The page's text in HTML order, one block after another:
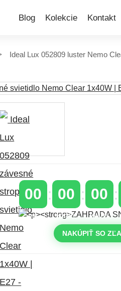
Blog Kolekcie Kontakt
Ideal Lux 052809 luster Nemo
00
DNI
00
HODINY
00
MINÚTY
NAKÚPIŤ SO